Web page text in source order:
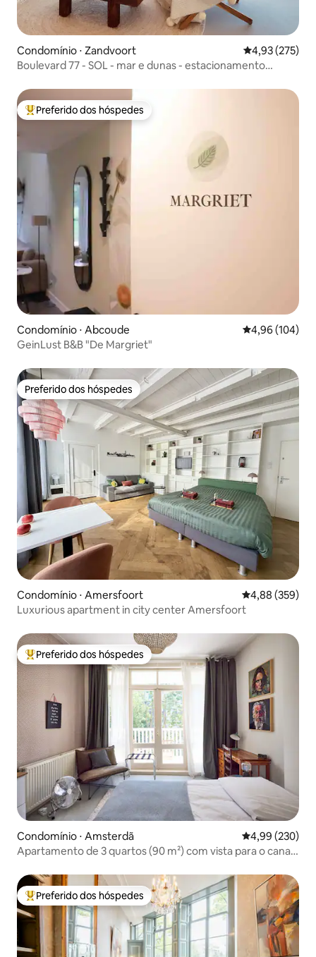
Condomínio ⋅ Zandvoort 4,93 de uma
4,93 (275)
Boulevard 77 - SOL - mar e dunas - estacionamento
Entre os melhores preferidos dos hóspedes
Preferido dos hóspedes
Condomínio ⋅ Abcoude 4,96 de uma
4,96 (104)
GeinLust B&B "De Margriet"
Preferido dos hóspedes
Preferido dos hóspedes
Condomínio ⋅ Amersfoort 4,88 de uma
4,88 (359)
Luxurious apartment in city center Amersfoort
Entre os melhores preferidos dos hóspedes
Preferido dos hóspedes
Condomínio ⋅ Amsterdã 4,99 de uma
4,99 (230)
Apartamento de 3 quartos (90 m²) com vista para o canal
Entre os melhores preferidos dos hóspedes
Preferido dos hóspedes